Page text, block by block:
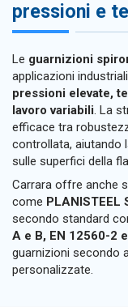
pressioni e
Le guarnizioni
applicazioni
pressioni elevate,
lavoro variabili. La
efficace tra
controllata, aiutando
sulle superfici della
Carrara offre anche
come PLANISTEEL
secondo standard
A e B, EN 12560-2
guarnizioni secondo
personalizzate.